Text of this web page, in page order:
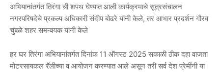
अभियानांतर्गत तिरंगा ची शपथ घेण्यात आली कार्यक्रमाचे सूत्रसंचालन
नगरपरिषदेचे प्रकल्प अधिकारी संदीप बोढरे यांनी केले, तर आभार प्रदर्शन गौरव
चुंबळे शहर समन्वयक यांनी केले
हर घर तिरंगा अभियानांतर्गत दिनांक 11 ऑगस्ट 2025 सकाळी ठीक दहा वाजता
मोटरसायकल रॅलीच्या व आयोजन करण्यात आले असून तरी सर्व देश प्रेमींनी या